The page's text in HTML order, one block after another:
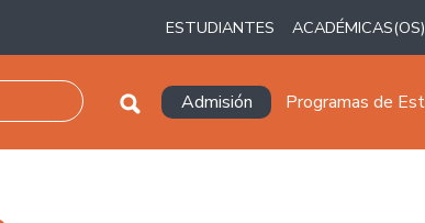
ESTUDIANTES ACADÉMICAS(OS)
Navegación principal
Admisión Programas de